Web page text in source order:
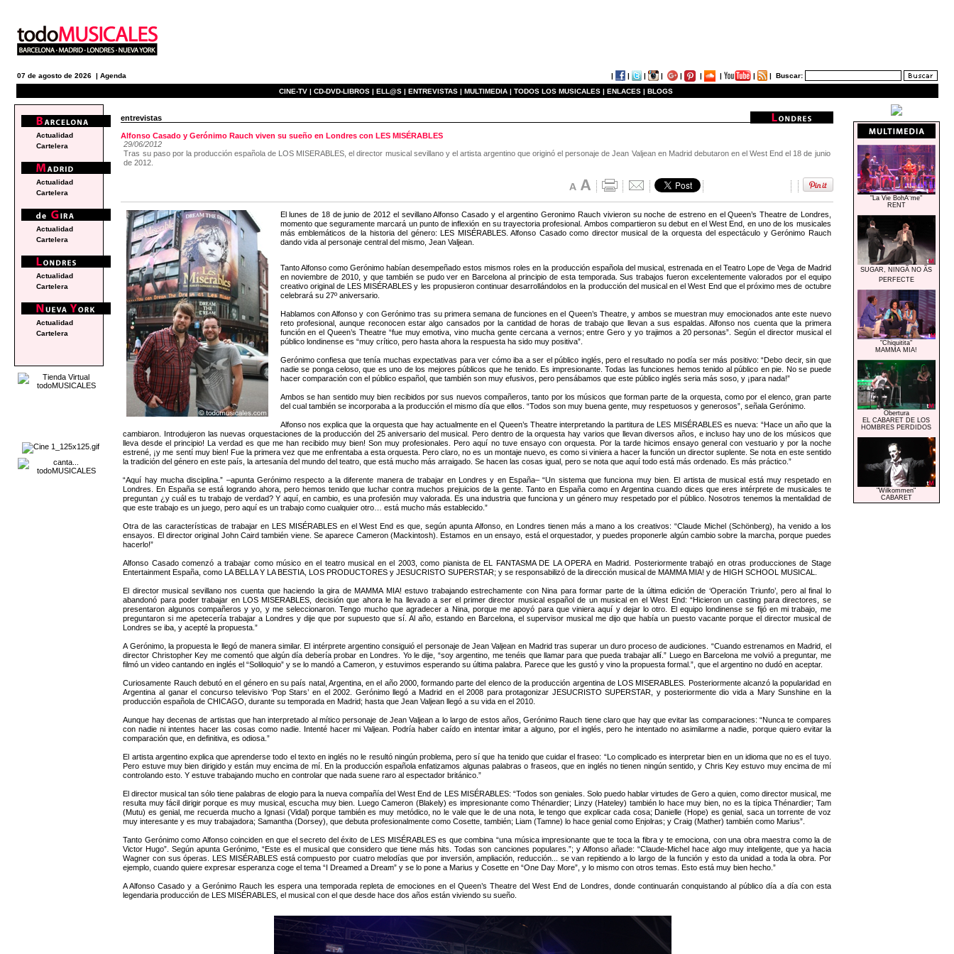
07 de agosto de 2026 | Agenda | | | | | | | | | Buscar:
CINE-TV | CD-DVD-LIBROS | ELL@S | ENTREVISTAS | MULTIMEDIA | TODOS LOS MUSICALES | ENLACES | BLOGS
entrevistas
Alfonso Casado y Gerónimo Rauch viven su sueño en Londres con LES MISÉRABLES
29/06/2012
Tras su paso por la producción española de LOS MISERABLES, el director musical sevillano y el artista argentino que originó el personaje de Jean Valjean en Madrid debutaron en el West End el 18 de junio
de 2012.
El lunes de 18 de junio de 2012 el sevillano Alfonso Casado y el argentino Geronimo Rauch vivieron su noche de estreno en el Queen’s Theatre de Londres,
momento que seguramente marcará un punto de inflexión en su trayectoria profesional. Ambos compartieron su debut en el West End, en uno de los musicales
más emblemáticos de la historia del género: LES MISÉRABLES. Alfonso Casado como director musical de la orquesta del espectáculo y Gerónimo Rauch
dando vida al personaje central del mismo, Jean Valjean.
Tanto Alfonso como Gerónimo habían desempeñado estos mismos roles en la producción española del musical, estrenada en el Teatro Lope de Vega de Madrid
en noviembre de 2010, y que también se pudo ver en Barcelona al principio de esta temporada. Sus trabajos fueron excelentemente valorados por el equipo
creativo original de LES MISÉRABLES y les propusieron continuar desarrollándolos en la producción del musical en el West End que el próximo mes de octubre
celebrará su 27º aniversario.
Hablamos con Alfonso y con Gerónimo tras su primera semana de funciones en el Queen’s Theatre, y ambos se muestran muy emocionados ante este nuevo
reto profesional, aunque reconocen estar algo cansados por la cantidad de horas de trabajo que llevan a sus espaldas. Alfonso nos cuenta que la primera
función en el Queen’s Theatre “fue muy emotiva, vino mucha gente cercana a vernos; entre Gero y yo trajimos a 20 personas”. Según el director musical el
público londinense es “muy crítico, pero hasta ahora la respuesta ha sido muy positiva”.
Gerónimo confiesa que tenía muchas expectativas para ver cómo iba a ser el público inglés, pero el resultado no podía ser más positivo: “Debo decir, sin que
nadie se ponga celoso, que es uno de los mejores públicos que he tenido. Es impresionante. Todas las funciones hemos tenido al público en pie. No se puede
hacer comparación con el público español, que también son muy efusivos, pero pensábamos que este público inglés seria más soso, y ¡para nada!”
Ambos se han sentido muy bien recibidos por sus nuevos compañeros, tanto por los músicos que forman parte de la orquesta, como por el elenco, gran parte
del cual también se incorporaba a la producción el mismo día que ellos. “Todos son muy buena gente, muy respetuosos y generosos”, señala Gerónimo.
Alfonso nos explica que la orquesta que hay actualmente en el Queen’s Theatre interpretando la partitura de LES MISÉRABLES es nueva: “Hace un año que la
cambiaron. Introdujeron las nuevas orquestaciones de la producción del 25 aniversario del musical. Pero dentro de la orquesta hay varios que llevan diversos años, e incluso hay uno de los músicos que
lleva desde el principio! La verdad es que me han recibido muy bien! Son muy profesionales. Pero aquí no tuve ensayo con orquesta. Por la tarde hicimos ensayo general con vestuario y por la noche
estrené, ¡y me sentí muy bien! Fue la primera vez que me enfrentaba a esta orquesta. Pero claro, no es un montaje nuevo, es como si viniera a hacer la función un director suplente. Se nota en este sentido
la tradición del género en este país, la artesanía del mundo del teatro, que está mucho más arraigado. Se hacen las cosas igual, pero se nota que aquí todo está más ordenado. Es más práctico.”
“Aquí hay mucha disciplina.” –apunta Gerónimo respecto a la diferente manera de trabajar en Londres y en España– “Un sistema que funciona muy bien. El artista de musical está muy respetado en
Londres. En España se está logrando ahora, pero hemos tenido que luchar contra muchos prejuicios de la gente. Tanto en España como en Argentina cuando dices que eres intérprete de musicales te
preguntan ¿y cuál es tu trabajo de verdad? Y aquí, en cambio, es una profesión muy valorada. Es una industria que funciona y un género muy respetado por el público. Nosotros tenemos la mentalidad de
que este trabajo es un juego, pero aquí es un trabajo como cualquier otro… está mucho más establecido.”
Otra de las características de trabajar en LES MISÉRABLES en el West End es que, según apunta Alfonso, en Londres tienen más a mano a los creativos: “Claude Michel (Schönberg), ha venido a los
ensayos. El director original John Caird también viene. Se aparece Cameron (Mackintosh). Estamos en un ensayo, está el orquestador, y puedes proponerle algún cambio sobre la marcha, porque puedes
hacerlo!”
Alfonso Casado comenzó a trabajar como músico en el teatro musical en el 2003, como pianista de EL FANTASMA DE LA OPERA en Madrid. Posteriormente trabajó en otras producciones de Stage
Entertainment España, como LA BELLA Y LA BESTIA, LOS PRODUCTORES y JESUCRISTO SUPERSTAR; y se responsabilizó de la dirección musical de MAMMA MIA! y de HIGH SCHOOL MUSICAL.
El director musical sevillano nos cuenta que haciendo la gira de MAMMA MIA! estuvo trabajando estrechamente con Nina para formar parte de la última edición de ‘Operación Triunfo’, pero al final lo
abandonó para poder trabajar en LOS MISERABLES, decisión que ahora le ha llevado a ser el primer director musical español de un musical en el West End: “Hicieron un casting para directores, se
presentaron algunos compañeros y yo, y me seleccionaron. Tengo mucho que agradecer a Nina, porque me apoyó para que viniera aquí y dejar lo otro. El equipo londinense se fijó en mi trabajo, me
preguntaron si me apetecería trabajar a Londres y dije que por supuesto que sí. Al año, estando en Barcelona, el supervisor musical me dijo que había un puesto vacante porque el director musical de
Londres se iba, y acepté la propuesta.”
A Gerónimo, la propuesta le llegó de manera similar. El intérprete argentino consiguió el personaje de Jean Valjean en Madrid tras superar un duro proceso de audiciones. “Cuando estrenamos en Madrid, el
director Christopher Key me comentó que algún día debería probar en Londres. Yo le dije, “soy argentino, me tenéis que llamar para que pueda trabajar allí.” Luego en Barcelona me volvió a preguntar, me
filmó un video cantando en inglés el “Soliloquio” y se lo mandó a Cameron, y estuvimos esperando su última palabra. Parece que les gustó y vino la propuesta formal.”, que el argentino no dudó en aceptar.
Curiosamente Rauch debutó en el género en su país natal, Argentina, en el año 2000, formando parte del elenco de la producción argentina de LOS MISERABLES. Posteriormente alcanzó la popularidad en
Argentina al ganar el concurso televisivo ‘Pop Stars’ en el 2002. Gerónimo llegó a Madrid en el 2008 para protagonizar JESUCRISTO SUPERSTAR, y posteriormente dio vida a Mary Sunshine en la
producción española de CHICAGO, durante su temporada en Madrid; hasta que Jean Valjean llegó a su vida en el 2010.
Aunque hay decenas de artistas que han interpretado al mítico personaje de Jean Valjean a lo largo de estos años, Gerónimo Rauch tiene claro que hay que evitar las comparaciones: “Nunca te compares
con nadie ni intentes hacer las cosas como nadie. Intenté hacer mi Valjean. Podría haber caído en intentar imitar a alguno, por el inglés, pero he intentado no asimilarme a nadie, porque quiero evitar la
comparación que, en definitiva, es odiosa.”
El artista argentino explica que aprenderse todo el texto en inglés no le resultó ningún problema, pero sí que ha tenido que cuidar el fraseo: “Lo complicado es interpretar bien en un idioma que no es el tuyo.
Pero estuve muy bien dirigido y están muy encima de mí. En la producción española enfatizamos algunas palabras o fraseos, que en inglés no tienen ningún sentido, y Chris Key estuvo muy encima de mí
controlando esto. Y estuve trabajando mucho en controlar que nada suene raro al espectador británico.”
El director musical tan sólo tiene palabras de elogio para la nueva compañía del West End de LES MISÉRABLES: “Todos son geniales. Solo puedo hablar virtudes de Gero a quien, como director musical, me
resulta muy fácil dirigir porque es muy musical, escucha muy bien. Luego Cameron (Blakely) es impresionante como Thénardier; Linzy (Hateley) también lo hace muy bien, no es la típica Thénardier; Tam
(Mutu) es genial, me recuerda mucho a Ignasi (Vidal) porque también es muy metódico, no le vale que le de una nota, le tengo que explicar cada cosa; Danielle (Hope) es genial, saca un torrente de voz
muy interesante y es muy trabajadora; Samantha (Dorsey), que debuta profesionalmente como Cosette, también; Liam (Tamne) lo hace genial como Enjolras; y Craig (Mather) también como Marius”.
Tanto Gerónimo como Alfonso coinciden en que el secreto del éxito de LES MISÉRABLES es que combina “una música impresionante que te toca la fibra y te emociona, con una obra maestra como la de
Victor Hugo”. Según apunta Gerónimo, “Este es el musical que considero que tiene más hits. Todas son canciones populares.”; y Alfonso añade: “Claude-Michel hace algo muy inteligente, que ya hacia
Wagner con sus óperas. LES MISÉRABLES está compuesto por cuatro melodías que por inversión, ampliación, reducción... se van repitiendo a lo largo de la función y esto da unidad a toda la obra. Por
ejemplo, cuando quiere expresar esperanza coge el tema “I Dreamed a Dream” y se lo pone a Marius y Cosette en “One Day More”, y lo mismo con otros temas. Esto está muy bien hecho.”
A Alfonso Casado y a Gerónimo Rauch les espera una temporada repleta de emociones en el Queen’s Theatre del West End de Londres, donde continuarán conquistando al público día a día con esta
legendaria producción de LES MISÉRABLES, el musical con el que desde hace dos años están viviendo su sueño.
Actualidad
Cartelera
Actualidad
Cartelera
Actualidad
Cartelera
Actualidad
Cartelera
Actualidad
Cartelera
"La Vie BohÃ¨me"
RENT
SUGAR, NINGÃ NO ÃS
PERFECTE
"Chiquitita"
MAMMA MIA!
Obertura
EL CABARET DE LOS
HOMBRES PERDIDOS
"Wilkommen"
CABARET